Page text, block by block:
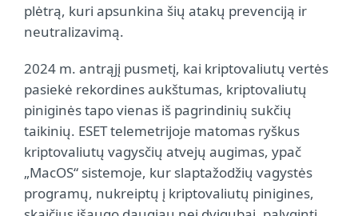
plėtrą, kuri apsunkina šių atakų prevenciją ir
neutralizavimą.
2024 m. antrąjį pusmetį, kai kriptovaliutų vertės
pasiekė rekordines aukštumas, kriptovaliutų
piniginės tapo vienas iš pagrindinių sukčių
taikinių. ESET telemetrijoje matomas ryškus
kriptovaliutų vagysčių atvejų augimas, ypač
„MacOS“ sistemoje, kur slaptažodžių vagystės
programų, nukreiptų į kriptovaliutų pinigines,